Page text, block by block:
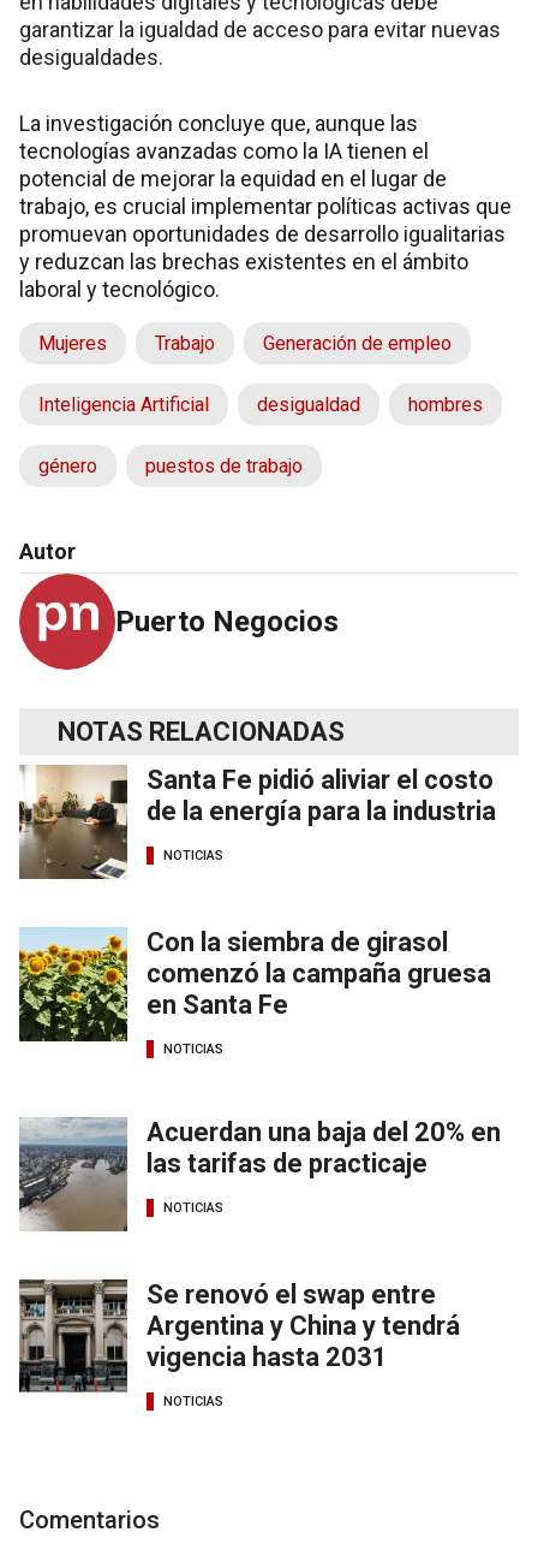
garantizar la igualdad de acceso para evitar nuevas
desigualdades.
La investigación concluye que, aunque las
tecnologías avanzadas como la IA tienen el
potencial de mejorar la equidad en el lugar de
trabajo, es crucial implementar políticas activas que
promuevan oportunidades de desarrollo igualitarias
y reduzcan las brechas existentes en el ámbito
laboral y tecnológico.
Mujeres Trabajo Generación de empleo
Inteligencia Artificial desigualdad hombres
género puestos de trabajo
Autor
Puerto Negocios
NOTAS RELACIONADAS
Santa Fe pidió aliviar el costo
de la energía para la industria
NOTICIAS
Con la siembra de girasol
comenzó la campaña gruesa
en Santa Fe
NOTICIAS
Acuerdan una baja del 20% en
las tarifas de practicaje
NOTICIAS
Se renovó el swap entre
Argentina y China y tendrá
vigencia hasta 2031
NOTICIAS
Comentarios